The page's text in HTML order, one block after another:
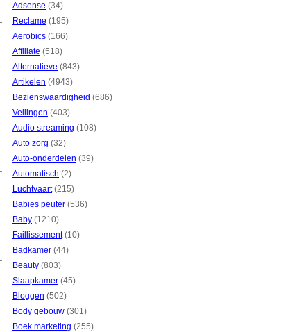
Adsense (34)
Reclame (195)
Aerobics (166)
Affiliate (518)
Alternatieve (843)
Artikelen (4943)
Bezienswaardigheid (686)
Veilingen (403)
Audio streaming (108)
Auto zorg (32)
Auto-onderdelen (39)
Automatisch (2)
Luchtvaart(215)
Babies peuter (536)
Baby (1210)
Faillissement(10)
Badkamer (44)
Beauty (803)
Slaapkamer (45)
Bloggen (502)
Body gebouw (301)
Boek marketing (255)